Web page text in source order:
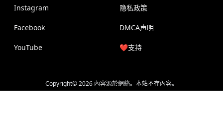
Instagram
Facebook
YouTube
隐私政策
DMCA声明
❤️支持
Copyright© 2026 內容源於網絡。本站不存內容。